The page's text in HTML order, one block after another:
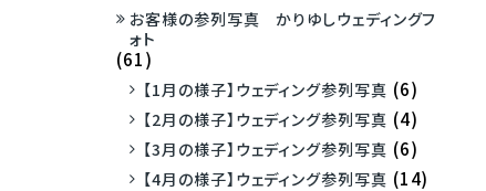
お客様の参列写真 かりゆしウェディングフ
ォト
(61)
【1月の様子】ウェディング参列写真 (6)
【2月の様子】ウェディング参列写真 (4)
【3月の様子】ウェディング参列写真 (6)
【4月の様子】ウェディング参列写真 (14)